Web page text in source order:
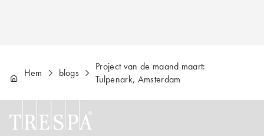
Hem blogs
Project van de maand maart:
Tulpenark, Amsterdam